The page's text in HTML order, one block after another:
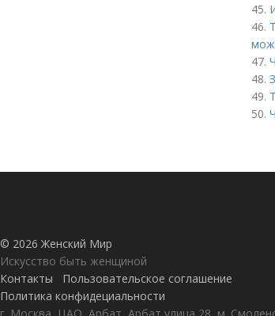
45.
46.
47.
48.
49.
50.
© 2026 Женский Мир
Искусство быть женщиной
Контакты
Пользовательское соглашение
Политика конфидециальности